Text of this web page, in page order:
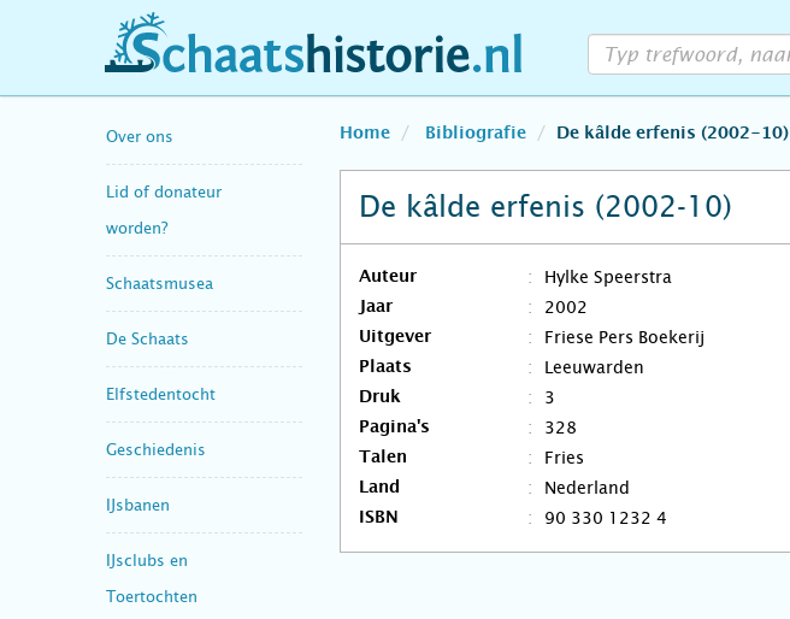
schaatshistorie.nl
Over ons
Lid of donateur
worden?
Schaatsmusea
De Schaats
Elfstedentocht
Geschiedenis
IJsbanen
IJsclubs en
Toertochten
Home Bibliografie De kâlde erfenis (2002-10)
De kâlde erfenis (2002-10)
Auteur Hylke Speerstra
Jaar 2002
Uitgever Friese Pers Boekerij
Plaats Leeuwarden
Druk 3
Pagina's 328
Talen Fries
Land Nederland
ISBN 90 330 1232 4